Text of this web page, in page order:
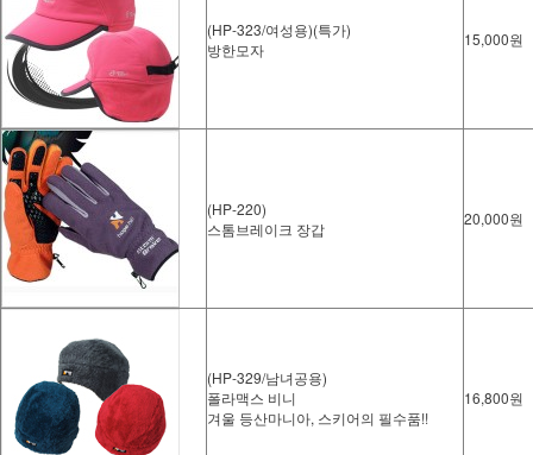
(HP-323/여성용)(특가)
방한모자
15,000원
(HP-220)
스톰브레이크 장갑
20,000원
(HP-329/남녀공용)
폴라맥스 비니
겨울 등산마니아, 스키어의 필수품!!
16,800원